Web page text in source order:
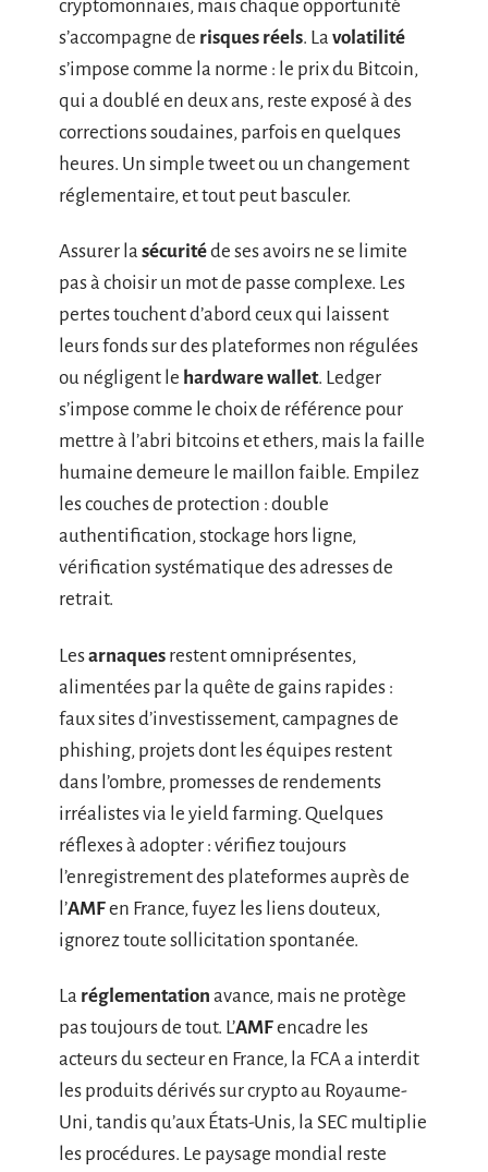
cryptomonnaies, mais chaque opportunité
s’accompagne de risques réels. La volatilité
s’impose comme la norme : le prix du Bitcoin,
qui a doublé en deux ans, reste exposé à des
corrections soudaines, parfois en quelques
heures. Un simple tweet ou un changement
réglementaire, et tout peut basculer.
Assurer la sécuritéde ses avoirs ne se limite
pas à choisir un mot de passe complexe. Les
pertes touchent d’abord ceux qui laissent
leurs fonds sur des plateformes non régulées
ou négligent le hardware wallet. Ledger
s’impose comme le choix de référence pour
mettre à l’abri bitcoins et ethers, mais la faille
humaine demeure le maillon faible. Empilez
les couches de protection : double
authentification, stockage hors ligne,
vérification systématique des adresses de
retrait.
Lesarnaques restent omniprésentes,
alimentées par la quête de gains rapides :
faux sites d’investissement, campagnes de
phishing, projets dont les équipes restent
dans l’ombre, promesses de rendements
irréalistes via le yield farming. Quelques
réflexes à adopter : vérifiez toujours
l’enregistrement des plateformes auprès de
l’AMFen France, fuyez les liens douteux,
ignorez toute sollicitation spontanée.
La réglementation avance, mais ne protège
pas toujours de tout. L’AMFencadre les
acteurs du secteur en France, la FCA a interdit
les produits dérivés sur crypto au Royaume-
Uni, tandis qu’aux États-Unis, la SEC multiplie
les procédures. Le paysage mondial reste